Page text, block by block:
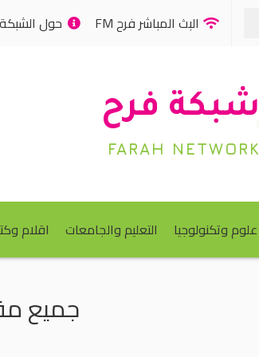
البث المباشر فرح FM حول الشبكة
شبكة فرح
FARAH NETWORK
علوم وتكنولوجيا التعليم والجامعات اقلام
جميع